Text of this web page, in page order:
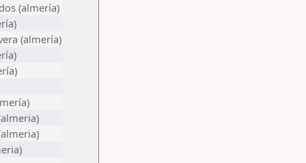
(almería)
(almería)